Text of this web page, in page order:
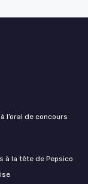
l’oral de concours
à la tête de Pepsico